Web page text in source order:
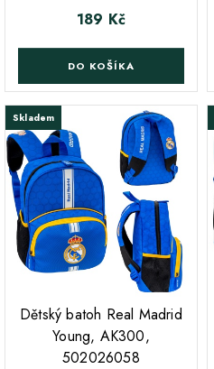
Cena
189 Kč
DO KOŠÍKA
Skladem
Dětský batoh Real Madrid
Young, AK300,
502026058